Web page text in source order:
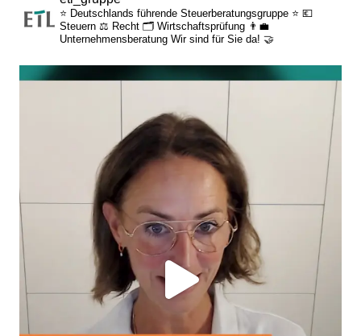
Zusatzleistungen/Mitarbeiterrabatte
⭐ Deutschlands führende Steuerberatungsgruppe ⭐ 💶
Steuern ⚖️ Recht 🗂️ Wirtschaftsprüfung 👨‍💼
Unternehmensberatung Wir sind für Sie da! 🤝